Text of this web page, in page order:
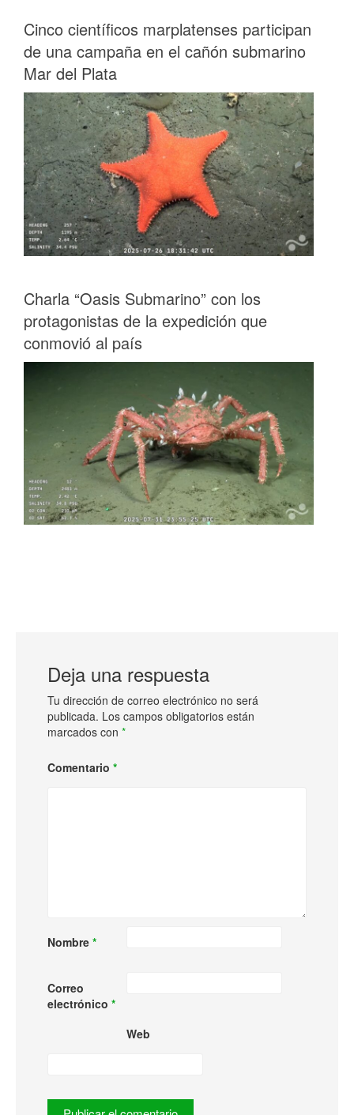
Cinco científicos marplatenses participan
de una campaña en el cañón submarino
Mar del Plata
Charla “Oasis Submarino” con los
protagonistas de la expedición que
conmovió al país
Deja una respuesta
Tu dirección de correo electrónico no será
publicada. Los campos obligatorios están
marcados con *
Comentario *
Nombre *
Correo
electrónico *
Web